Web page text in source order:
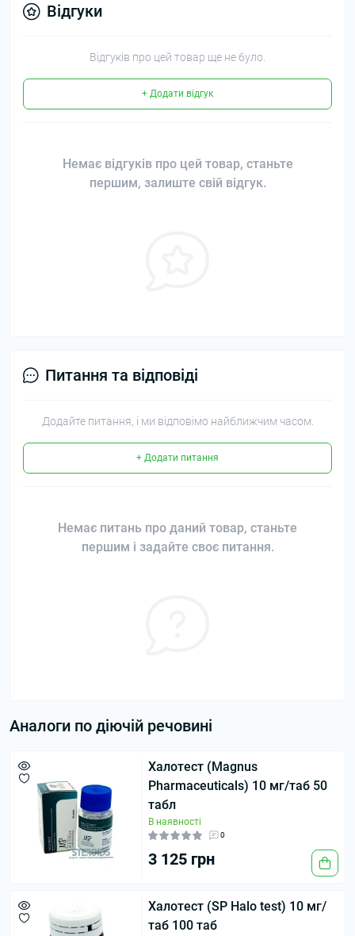
Відгуки
Відгуків про цей товар ще не було.
+ Додати відгук
Немає відгуків про цей товар, станьте
першим, залиште свій відгук.
Питання та відповіді
Додайте питання, і ми відповімо найближчим часом.
+ Додати питання
Немає питань про даний товар, станьте
першим і задайте своє питання.
Аналоги по діючій речовині
Халотест (Magnus
Pharmaceuticals) 10 мг/таб 50
табл
В наявності
0
3 125 грн
Халотест (SP Halo test) 10 мг/
таб 100 таб